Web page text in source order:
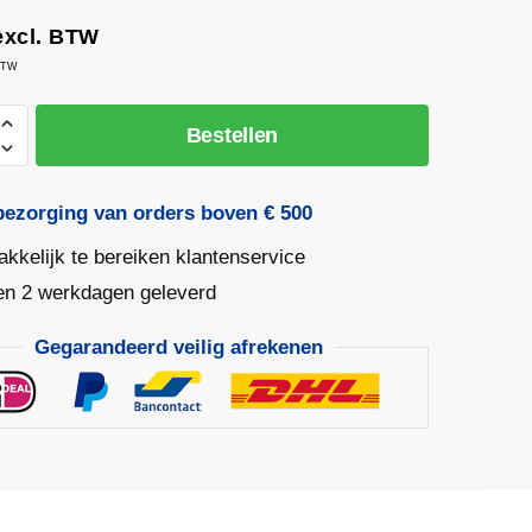
BTW
Bestellen
van orders boven € 500
te bereiken klantenservice
2 werkdagen geleverd
Gegarandeerd veilig afrekenen